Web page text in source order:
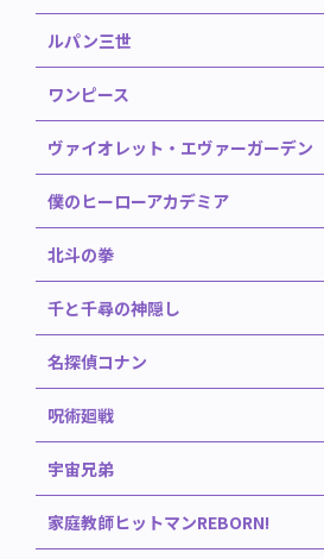
ルパン三世
ワンピース
ヴァイオレット・エヴァーガーデン
僕のヒーローアカデミア
北斗の拳
千と千尋の神隠し
名探偵コナン
呪術廻戦
宇宙兄弟
家庭教師ヒットマンREBORN!